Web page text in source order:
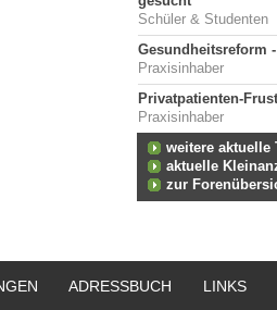
Schüler & Studenten
Gesundheitsreform
Praxisinhaber
Privatpatienten-Frust
Praxisinhaber
weitere aktuelle
aktuelle
zur
ADRESSBUCH LINKS